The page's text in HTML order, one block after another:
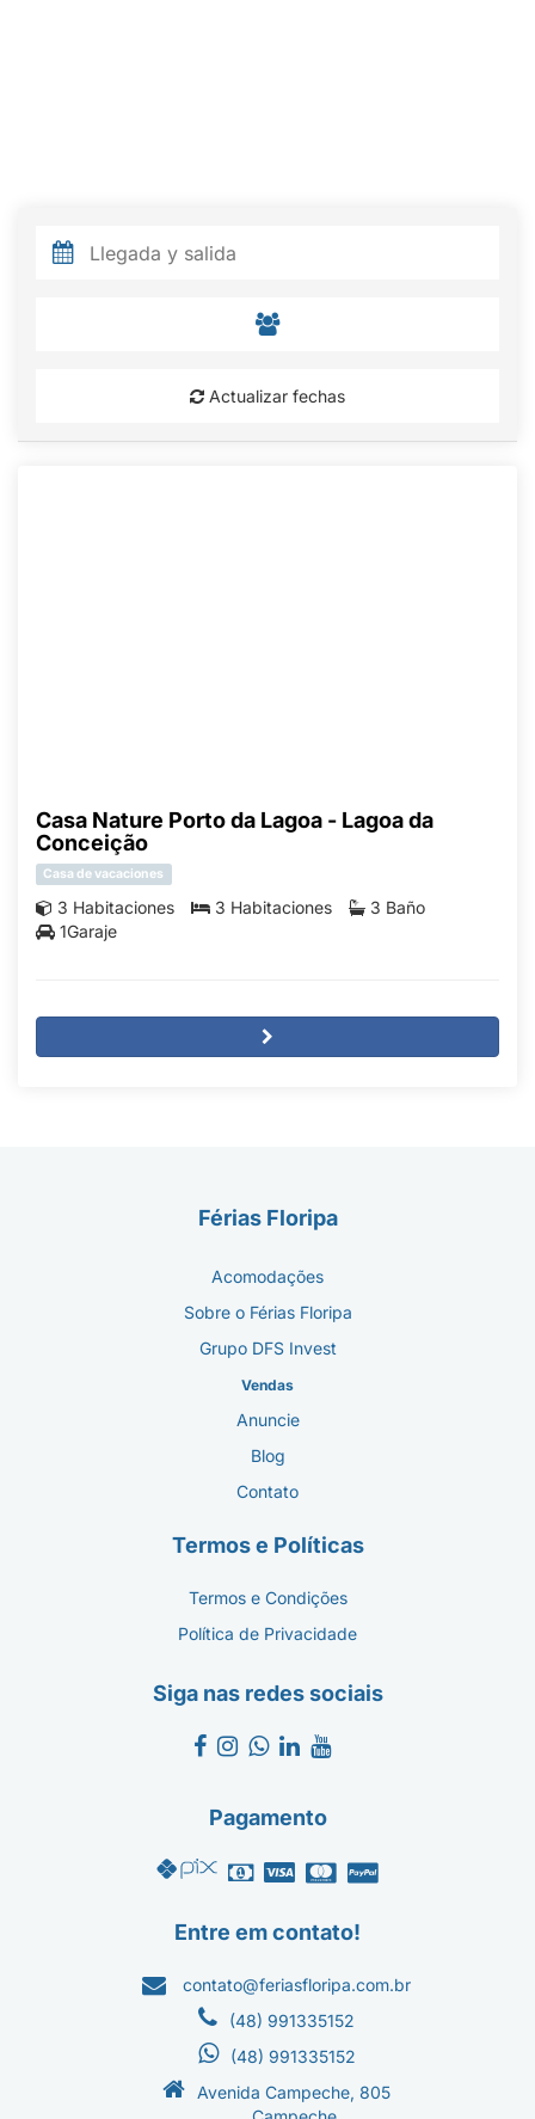
Actualizar fechas
Casa Nature Porto da Lagoa - Lagoa da
Conceição
Casa de vacaciones
3 Habitaciones 3 Habitaciones
3 Baño
1Garaje
Férias Floripa
Acomodações
Sobre o Férias Floripa
Grupo DFS Invest
Vendas
Anuncie
Blog
Contato
Termos e Políticas
Termos e Condições
Política de Privacidade
Siga nas redes sociais
Pagamento
Entre em contato!
contato@feriasfloripa.com.br
(48) 991335152
(48) 991335152
Avenida Campeche, 805